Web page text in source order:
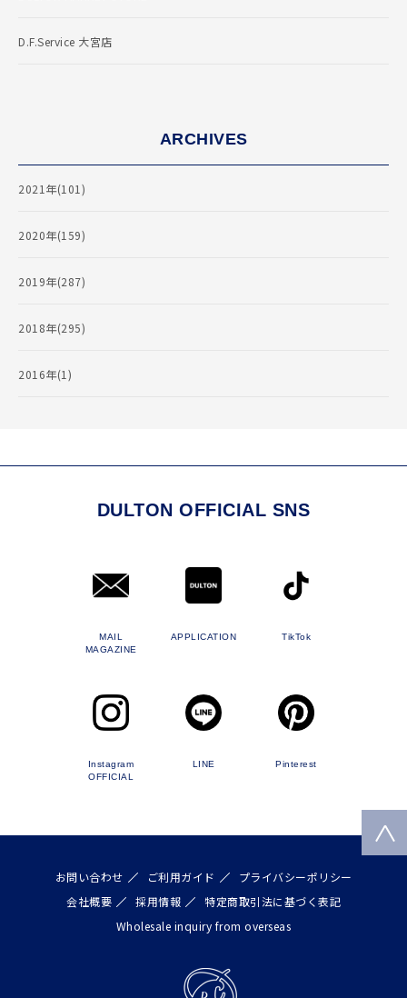
D.F.Service 大宮店
ARCHIVES
2021年(101)
2020年(159)
2019年(287)
2018年(295)
2016年(1)
DULTON OFFICIAL SNS
MAIL
MAGAZINE
APPLICATION TikTok
Instagram
OFFICIAL
LINE Pinterest
お問い合わせ ご利用ガイド
プライバシーポリシー
会社概要
採用情報
特定商取引法に基づく表記
Wholesale inquiry from overseas